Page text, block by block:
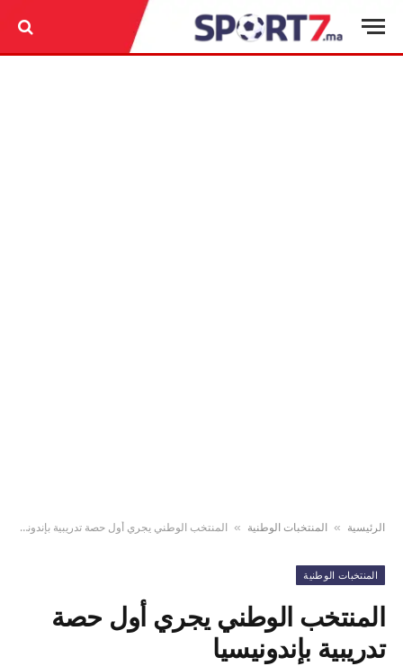
الرئيسية » المنتخبات الوطنية » المنتخب الوطني يجري أول حصة تدريبية بإندونيسيا
المنتخبات الوطنية
المنتخب الوطني يجري أول حصة
تدريبية بإندونيسيا